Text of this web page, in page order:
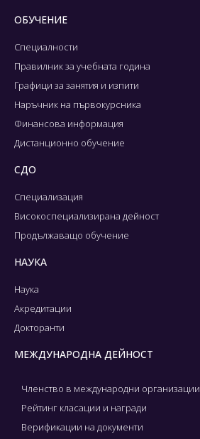
ОБУЧЕНИЕ
Специалности
Правилник за учебната година
Графици за занятия и изпити
Наръчник на първокурсника
Финансова информация
Дистанционно обучение
СДО
Специализация
Високоспециализирана дейност
Продължаващо обучение
НАУКА
Наука
Акредитации
Докторанти
МЕЖДУНАРОДНА ДЕЙНОСТ
Членство в международни организации
Рейтинг класации и награди
Верификации на документи